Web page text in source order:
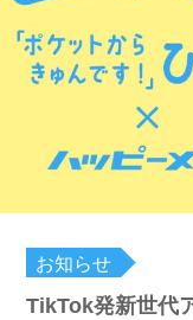
お知らせ
TikTok発新世代